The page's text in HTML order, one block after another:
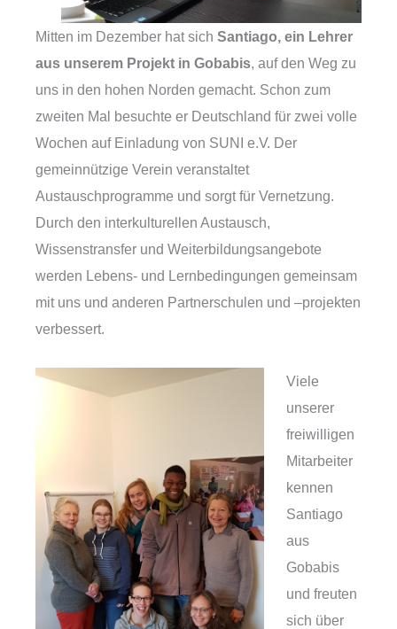
Mitten im Dezember hat sich Santiago, ein Lehrer
aus unserem Projekt in Gobabis, auf den Weg zu
uns in den hohen Norden gemacht. Schon zum
zweiten Mal besuchte er Deutschland für zwei volle
Wochen auf Einladung von SUNI e.V. Der
gemeinnützige Verein veranstaltet
Austauschprogramme und sorgt für Vernetzung.
Durch den interkulturellen Austausch,
Wissenstransfer und Weiterbildungsangebote
werden Lebens- und Lernbedingungen gemeinsam
mit uns und anderen Partnerschulen und –projekten
verbessert.
Viele
unserer
freiwilligen
Mitarbeiter
kennen
Santiago
aus
Gobabis
und freuten
sich über